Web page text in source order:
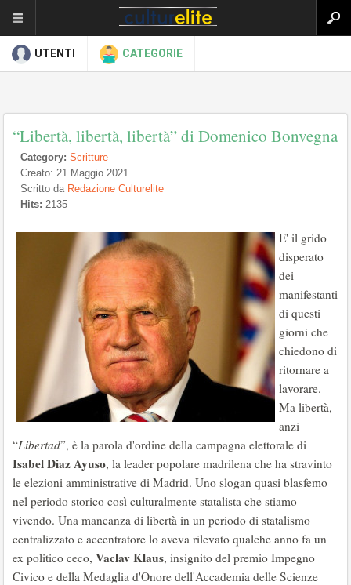
UTENTI CATEGORIE
“Libertà, libertà, libertà” di Domenico Bonvegna
Category: Scritture
Creato: 21 Maggio 2021
Scritto da Redazione Culturelite
Hits: 2135
E' il grido
disperato
dei
manifestanti
di questi
giorni che
chiedono di
ritornare a
lavorare.
Ma libertà,
anzi
“Libertad”, è la parola d'ordine della campagna elettorale di
Isabel Diaz Ayuso, la leader popolare madrilena che ha stravinto
le elezioni amministrative di Madrid. Uno slogan quasi blasfemo
nel periodo storico così culturalmente statalista che stiamo
vivendo. Una mancanza di libertà in un periodo di statalismo
centralizzato e accentratore lo aveva rilevato qualche anno fa un
ex politico ceco, Vaclav Klaus, insignito del premio Impegno
Civico e della Medaglia d'Onore dell'Accademia delle Scienze